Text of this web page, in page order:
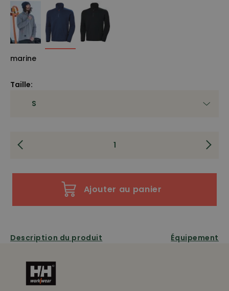
marine
Taille:
Ajouter au panier
Description du produit Équipement